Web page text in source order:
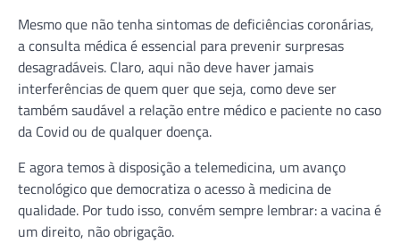
Mesmo que não tenha sintomas de deficiências coronárias,
a consulta médica é essencial para prevenir surpresas
desagradáveis. Claro, aqui não deve haver jamais
interferências de quem quer que seja, como deve ser
também saudável a relação entre médico e paciente no caso
da Covid ou de qualquer doença.
E agora temos à disposição a telemedicina, um avanço
tecnológico que democratiza o acesso à medicina de
qualidade. Por tudo isso, convém sempre lembrar: a vacina é
um direito, não obrigação.